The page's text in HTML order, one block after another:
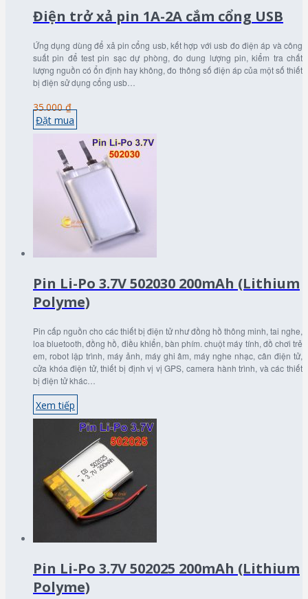
Điện trở xả pin 1A-2A cắm cổng USB
Ứng dụng dùng để xả pin cổng usb, kết hợp với usb đo điện áp và công
suất pin để test pin sạc dự phòng, đo dung lượng pin, kiểm tra chất
lượng nguồn có ổn định hay không, đo thông số điện áp của một số thiết
bị điện sử dụng cổng usb…
35.000 ₫
Đặt mua
Pin Li-Po 3.7V 502030 200mAh (Lithium
Polyme)
Pin cấp nguồn cho các thiết bị điện tử như đồng hồ thông minh, tai nghe,
loa bluetooth, đồng hồ, điều khiển, bàn phím. chuột máy tính, đồ chơi trẻ
em, robot lập trình, máy ảnh, máy ghi âm, máy nghe nhạc, cân điện tử,
cửa khóa điện tử, thiết bị định vị vị GPS, camera hành trình, và các thiết
bị điện tử khác…
Xem tiếp
Pin Li-Po 3.7V 502025 200mAh (Lithium
Polyme)